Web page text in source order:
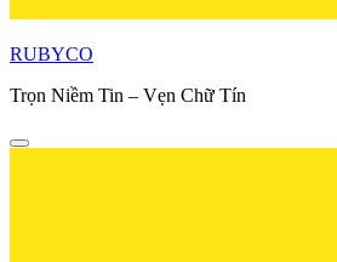
RUBYCO
Trọn Niềm Tin – Vẹn Chữ Tín